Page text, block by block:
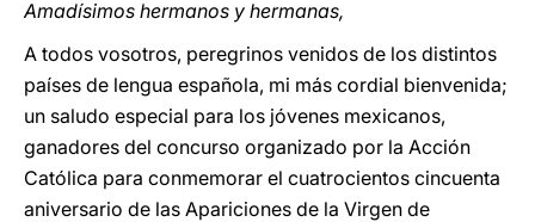
Amadísimos hermanos y hermanas,
A todos vosotros, peregrinos venidos de los distintos
países de lengua española, mi más cordial bienvenida;
un saludo especial para los jóvenes mexicanos,
ganadores del concurso organizado por la Acción
Católica para conmemorar el cuatrocientos cincuenta
aniversario de las Apariciones de la Virgen de